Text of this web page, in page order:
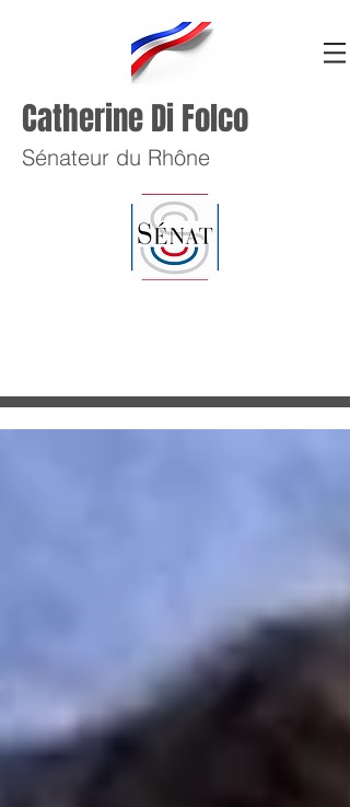
Catherine Di Folco
Sénateur du Rhône